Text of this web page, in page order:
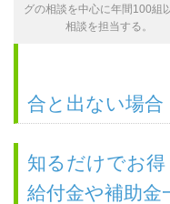
グの相談を中心に年間100組
相談を担当する。
合と出ない場合
知るだけでお
給付金や補助金